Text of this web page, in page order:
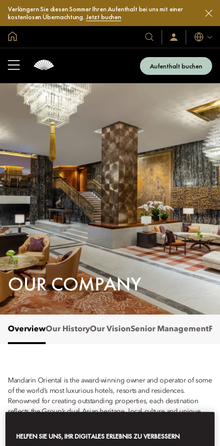
Verlängern Sie diesen Sommer Ihren Aufenthalt bei uns mit einer
kostenlosen Übernachtung. Jetzt buchen
Unsere
Hotels
und
Resorts
Anmelden/Jetzt
beitreten
Sprachen
Aufenthalt buchen
OUR COMPANY
OverviewOur HistoryOur VisionSenior Management
Mandarin Oriental is the award-winning owner and operator of some
of the world’s most luxurious hotels, resorts and residences.
Renowned for creating outstanding properties, each destination
reflects the Group’s dual Asian heritage, local culture and unique
everywhere, the Group’s mission is to craft time enriching
HELFEN SIE UNS, IHR DIGITALES ERLEBNIS ZU VERBESSERN